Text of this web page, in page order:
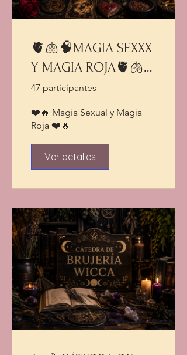
🫀🫁🧠MAGIA SEXXX
Y MAGIA ROJA🫀🫁
🧠
47 participantes
❤️🔥 Magia Sexual y Magia
Roja ❤️🔥
Ver detalles